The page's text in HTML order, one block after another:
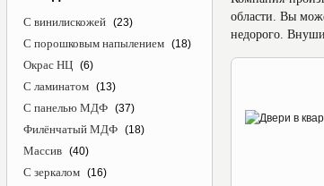
области. Вы
недорого.
С винилискожей (23)
С порошковым напылением (18)
Окрас НЦ (6)
С ламинатом (13)
С панелью МДФ (37)
Филёнчатый МДФ (18)
Массив (40)
С зеркалом (16)